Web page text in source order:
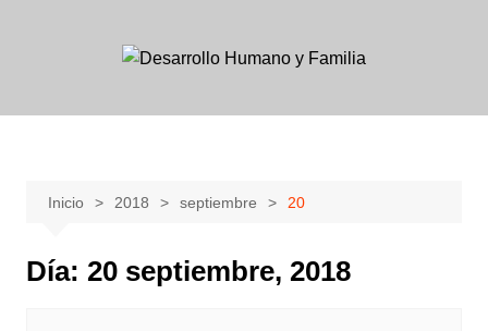
Inicio 2018 septiembre 20
Día: 20 septiembre, 2018